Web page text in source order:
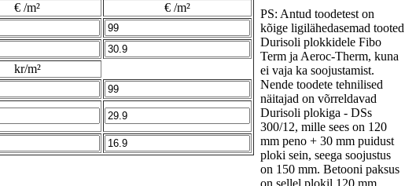
€ /m²
€ /m²
kr/m²
PS: Antud toodetest on
kõige ligilähedasemad tooted
Durisoli plokkidele Fibo
Term ja Aeroc-Therm, kuna
ei vaja ka soojustamist.
Nende toodete tehnilised
näitajad on võrreldavad
Durisoli plokiga - DSs
300/12, mille sees on 120
mm peno + 30 mm puidust
ploki sein, seega soojustus
on 150 mm. Betooni paksus